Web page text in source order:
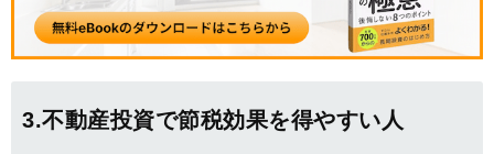
3.不動産投資で節税効果を得やすい人